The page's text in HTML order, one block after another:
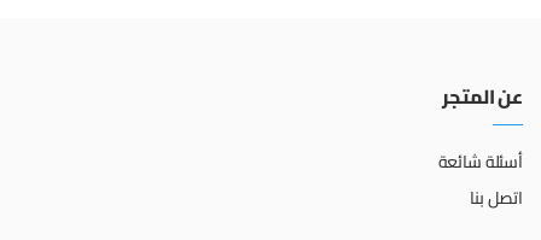
عن المتجر
أسئلة شائعة
اتصل بنا